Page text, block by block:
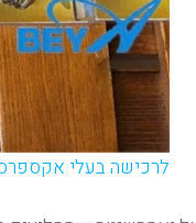
לרכישה בעלי